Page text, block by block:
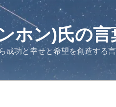
ホン)氏の言
功と幸せと希望を創造する言